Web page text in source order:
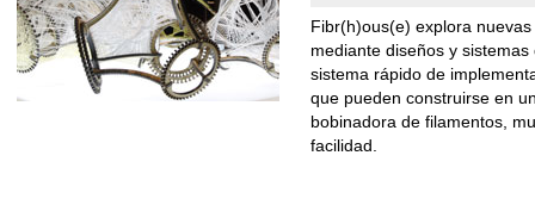
Fibr(h)ous(e) explora
mediante diseños y
sistema rápido de
que pueden construirse en
bobinadora de filamentos,
facilidad.